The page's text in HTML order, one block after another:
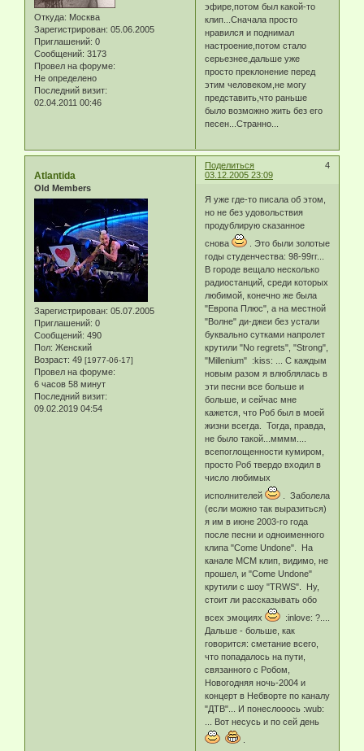
Откуда: Москва
Зарегистрирован: 05.06.2005
Приглашений: 0
Сообщений: 3173
Провел на форуме:
Не определено
Последний визит:
02.04.2011 00:46
эфире,потом был какой-то
клип...Сначала просто
нравился и поднимал
настроение,потом стало
серьезнее,дальше уже
просто преклонение перед
этим человеком,не могу
представить,что раньше
было возможно жить без его
песен...Странно...
Поделиться
4
03.12.2005 23:09
Atlantida
Old Members
Зарегистрирован: 05.07.2005
Приглашений: 0
Сообщений: 490
Пол: Женский
Возраст: 49 [1977-06-17]
Провел на форуме:
6 часов 58 минут
Последний визит:
09.02.2019 04:54
Я уже где-то писала об этом,
но не без удовольствия
продублирую сказанное
снова
. Это были золотые
годы студенчества: 98-99гг...
В городе вещало несколько
радиостанций, среди которых
любимой, конечно же была
"Европа Плюс", а на местной
"Волне" ди-джеи без устали
буквально сутками напролет
крутили "No regrets", "Strong",
"Millenium" :kiss: ... С каждым
новым разом я влюблялась в
эти песни все больше и
больше, и сейчас мне
кажется, что Роб был в моей
жизни всегда. Тогда, правда,
не было такой...мммм....
всепоглощенности кумиром,
просто Роб твердо входил в
число любимых
исполнителей
. Заболела
(если можно так выразиться)
я им в июне 2003-го года
после песни и одноименного
клипа "Come Undone". На
канале MCM клип, видимо, не
прошел, и "Come Undone"
крутили с шоу "TRWS". Ну,
стоит ли рассказывать обо
всех эмоциях
:inlove: ?....
Дальше - больше, как
говорится: сметание всего,
что попадалось на пути,
связанного с Робом,
Новогодняя ночь-2004 и
концерт в Небворте по каналу
"ДТВ"... И понеслооось :wub:
... Вот несусь и по сей день